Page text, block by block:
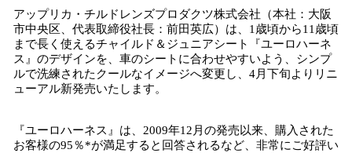
アップリカ・チルドレンズプロダクツ株式会社（本社：大阪
市中央区、代表取締役社長：前田英広）は、1歳頃から11歳頃
まで長く使えるチャイルド＆ジュニアシート『ユーロハーネ
ス』のデザインを、車のシートに合わせやすいよう、シンプ
ルで洗練されたクールなイメージへ変更し、4月下旬よりリニ
ューアル新発売いたします。
『ユーロハーネス』は、2009年12月の発売以来、購入された
お客様の95％*が満足すると回答されるなど、非常にご好評い